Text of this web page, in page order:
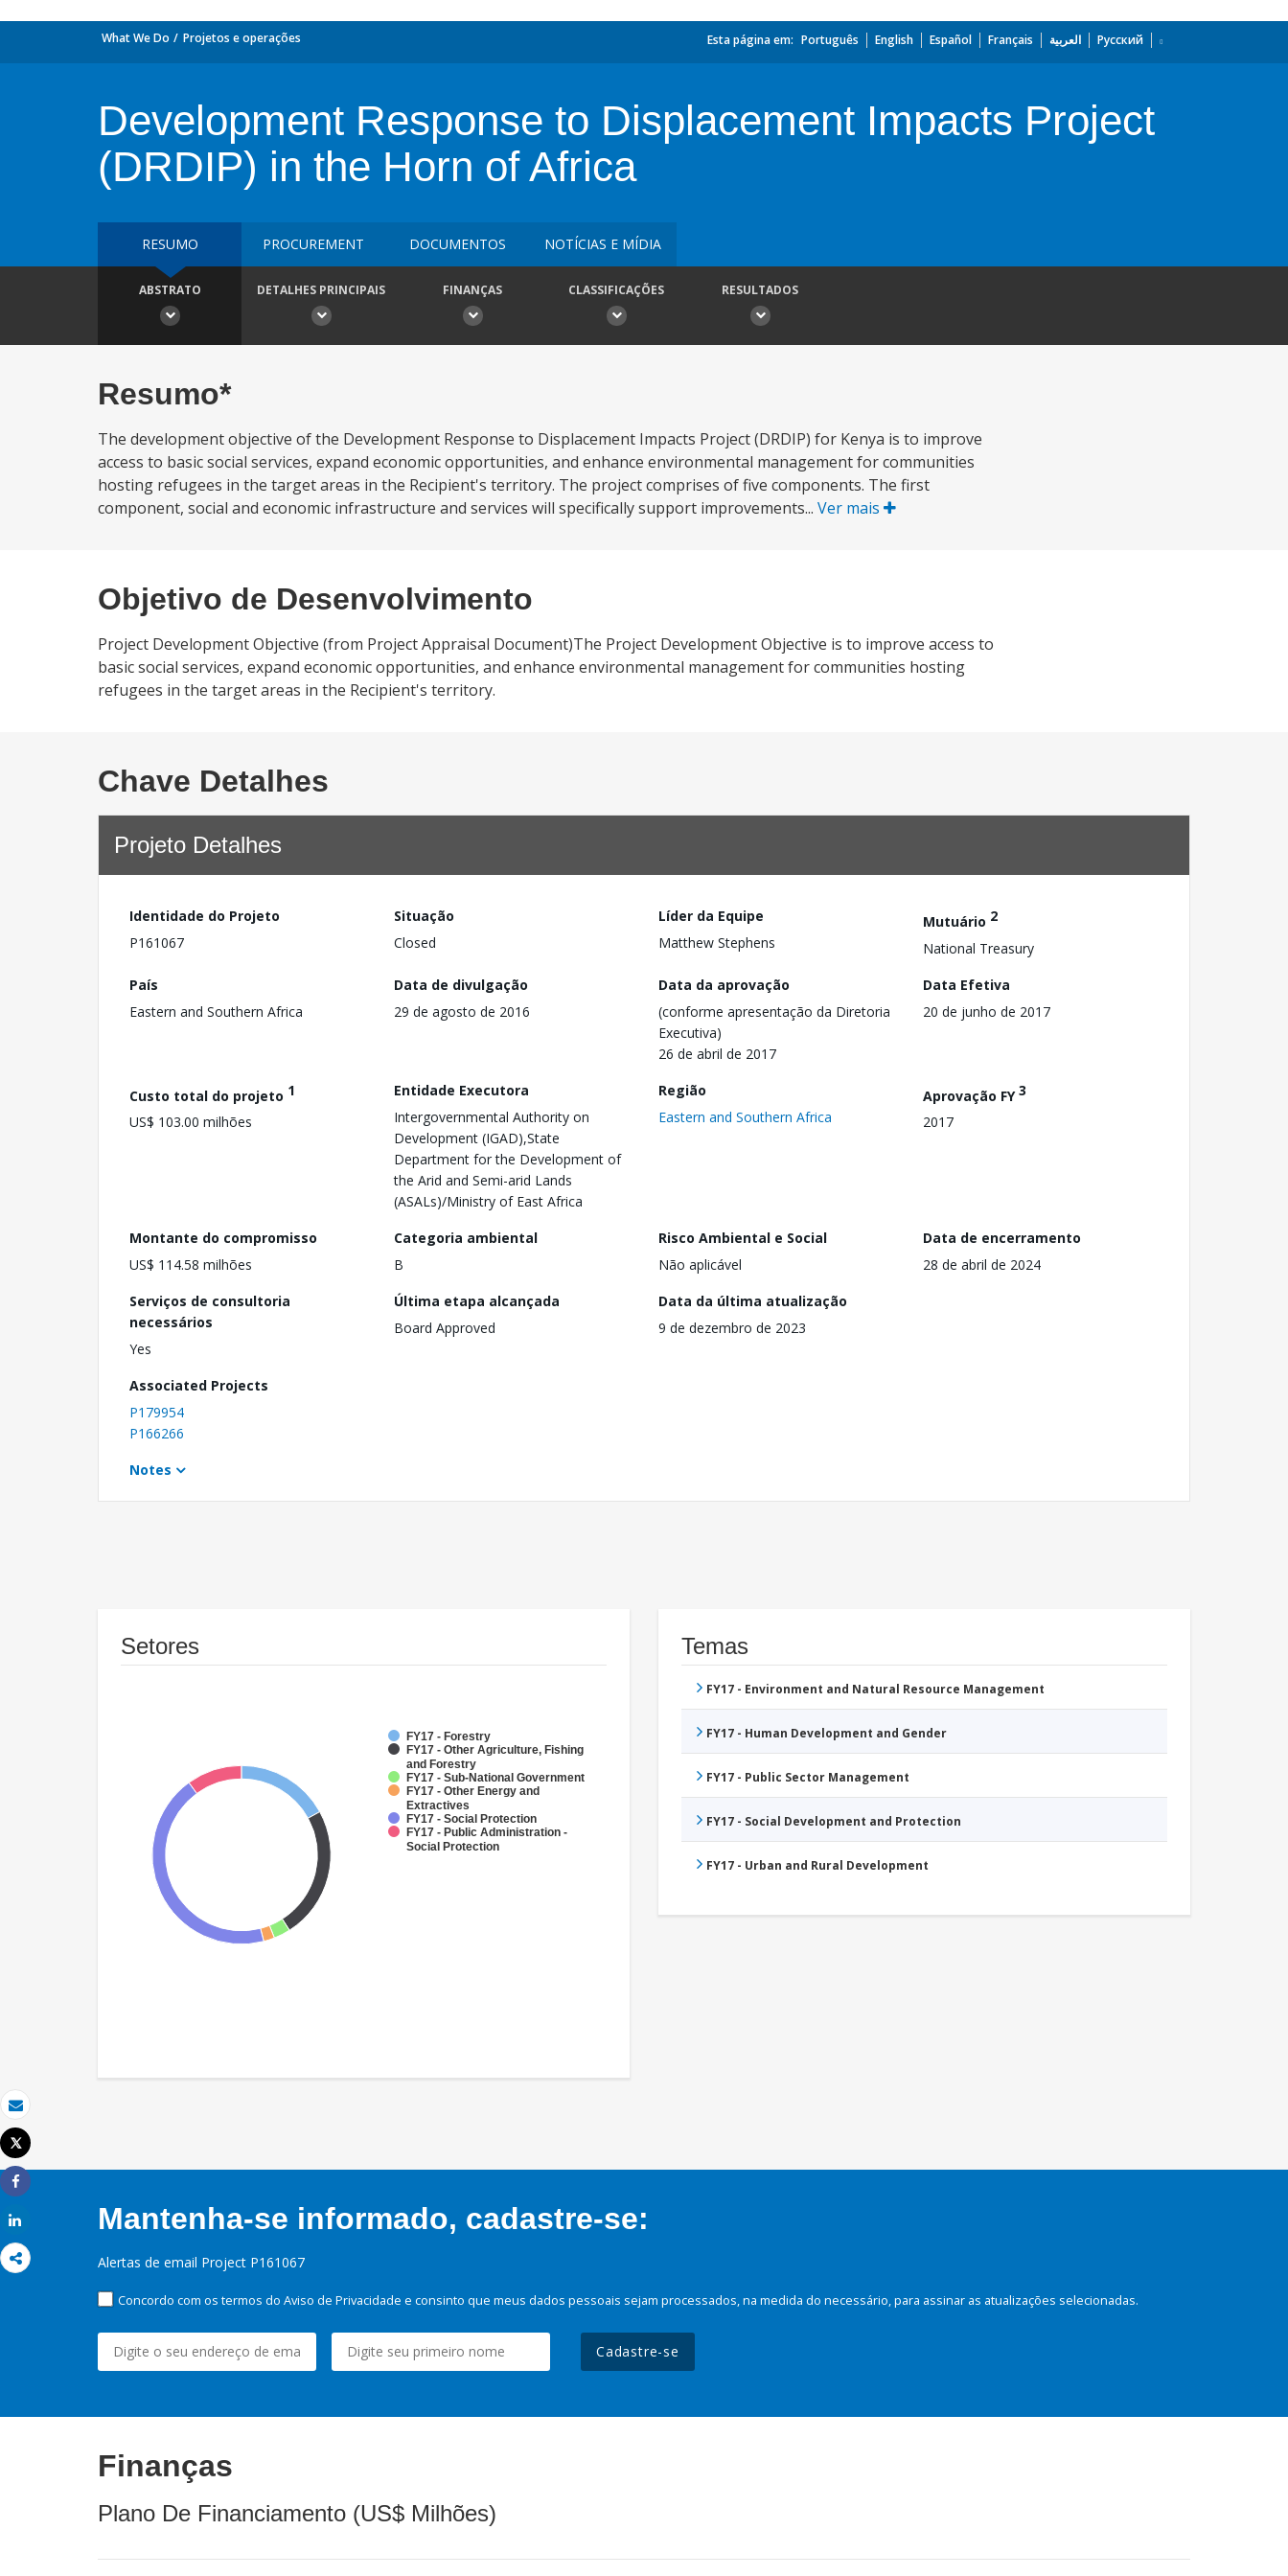
Email
Imprimir
Tweet
Share
What We Do Projetos e operações Esta página em: Português English Español Français العربية Русский
Development Response to Displacement Impacts Project
(DRDIP) in the Horn of Africa
RESUMO PROCUREMENT DOCUMENTOS NOTÍCIAS E MÍDIA
ABSTRATO DETALHES PRINCIPAIS FINANÇAS CLASSIFICAÇÕES RESULTADOS
Resumo*
The development objective of the Development Response to Displacement Impacts Project (DRDIP) for Kenya is to improve
access to basic social services, expand economic opportunities, and enhance environmental management for communities
hosting refugees in the target areas in the Recipient's territory. The project comprises of five components. The first
component, social and economic infrastructure and services will specifically support improvements... Ver mais
Objetivo de Desenvolvimento
Project Development Objective (from Project Appraisal Document)The Project Development Objective is to improve access to
basic social services, expand economic opportunities, and enhance environmental management for communities hosting
refugees in the target areas in the Recipient's territory.
Chave Detalhes
Projeto Detalhes
Identidade do Projeto
P161067
Situação
Closed
Líder da Equipe
Matthew Stephens
Mutuário 2
National Treasury
País
Eastern and Southern Africa
Data de divulgação
29 de agosto de 2016
Data da aprovação
(conforme apresentação da Diretoria
Executiva)
26 de abril de 2017
Data Efetiva
20 de junho de 2017
Custo total do projeto 1
US$ 103.00 milhões
Entidade Executora
Intergovernmental Authority on
Development (IGAD),State
Department for the Development of
the Arid and Semi-arid Lands
(ASALs)/Ministry of East Africa
Região
Eastern and Southern Africa
Aprovação FY3
2017
Montante do compromisso
US$ 114.58 milhões
Categoria ambiental
B
Risco Ambiental e Social
Não aplicável
Data de encerramento
28 de abril de 2024
Serviços de consultoria
necessários
Yes
Última etapa alcançada
Board Approved
Data da última atualização
9 de dezembro de 2023
Associated Projects
P179954
P166266
Notes
Setores
FY17 - Forestry
FY17 - Other Agriculture, Fishing
and Forestry
FY17 - Sub-National Government
FY17 - Other Energy and
Extractives
FY17 - Social Protection
FY17 - Public Administration -
Social Protection
Temas
FY17 - Environment and Natural Resource Management
FY17 - Human Development and Gender
FY17 - Public Sector Management
FY17 - Social Development and Protection
FY17 - Urban and Rural Development
Mantenha-se informado, cadastre-se:
Alertas de email Project P161067
Concordo com os termos do Aviso de Privacidade e consinto que meus dados pessoais sejam processados, na medida do necessário, para assinar as atualizações selecionadas.
Cadastre-se
Finanças
Plano De Financiamento (US$ Milhões)